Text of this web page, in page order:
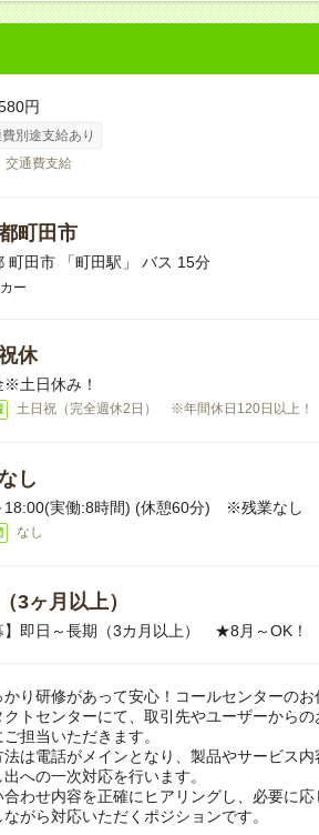
円
別途支給あり
交通費支給
町田市
町田市 「町田駅」 バス 15分
ー
休
※土日休み！
土日祝（完全週休2日） ※年間休日120日以上！
し
18:00(実働:8時間) (休憩60分) ※残業なし
なし
3ヶ月以上）
】即日～長期（3カ月以上） ★8月～OK！
かり研修があって安心！コールセンターのお
クトセンターにて、取引先やユーザーから
担当いただきます。
法は電話がメインとなり、製品やサービス
への一次対応を行います。
合わせ内容を正確にヒアリングし、必要に応
がら対応いただくポジションです。